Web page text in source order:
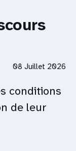
08 Juillet 2026
conditions
de leur